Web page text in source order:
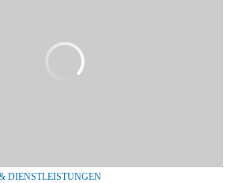
DIENSTLEISTUNGEN